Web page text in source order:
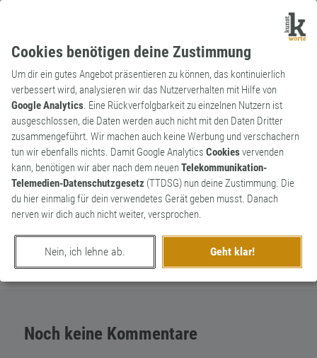
Cookies benötigen deine Zustimmung
Um dir ein gutes Angebot präsentieren zu können, das kontinuierlich
verbessert wird, analysieren wir das Nutzerverhalten mit Hilfe von
Google Analytics. Eine Rückverfolgbarkeit zu einzelnen Nutzern ist
ausgeschlossen, die Daten werden auch nicht mit den Daten Dritter
zusammengeführt. Wir machen auch keine Werbung und verschachern
tun wir ebenfalls nichts. Damit Google Analytics Cookiesvervenden
kann, benötigen wir aber nach dem neuenTelekommunikation-
Telemedien-Datenschutzgesetz (TTDSG) nun deine Zustimmung. Die
du hier einmalig für dein verwendetes Gerät geben musst. Danach
nerven wir dich auch nicht weiter, versprochen.
Nein, ich lehne ab. Geht klar!
Archaismus
Substantiv
Bemme
Wort für dicke Arulle oder dickes
Butterbrot
0
erschaffen von Rubycon
am 31. August 2016
Noch keine Kommentare